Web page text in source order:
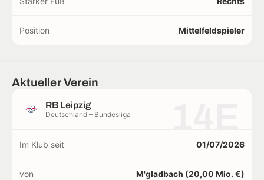
Position Mittelfeldspieler
Aktueller Verein
RB Leipzig
Deutschland – Bundesliga
Im Klub seit 01/07/2026
von M'gladbach (20,00 Mio. €)